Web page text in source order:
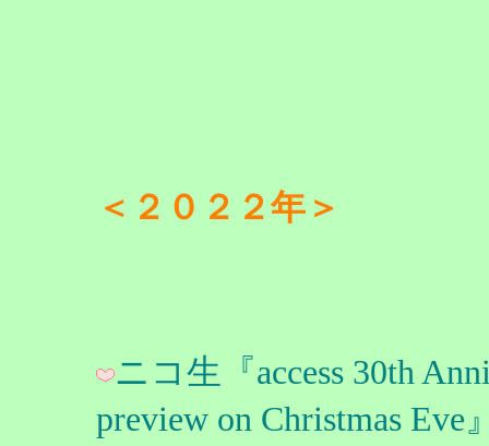
＜２０２２年＞
ニコ生『access 30th
preview on Christmas